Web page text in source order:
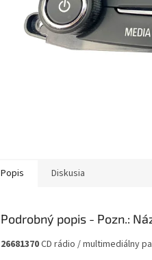
Popis Diskusia
Podrobný popis
26681370CD rádio / multimediálny